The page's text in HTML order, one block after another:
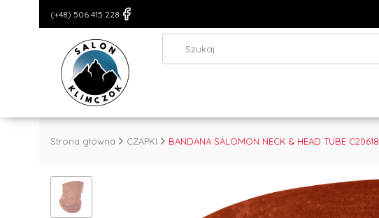
(+48) 506 415 228
Strona główna CZAPKI BANDANA SALOMON NECK & HEAD TUBE C20618